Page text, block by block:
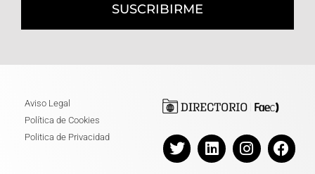
SUSCRIBIRME
Aviso Legal
Política de Cookies
Politica de Privacidad